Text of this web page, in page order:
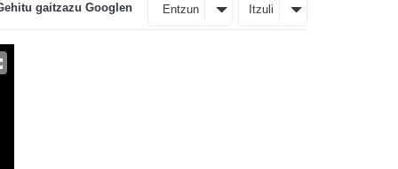
gaitzazu Googlen Entzun Itzuli